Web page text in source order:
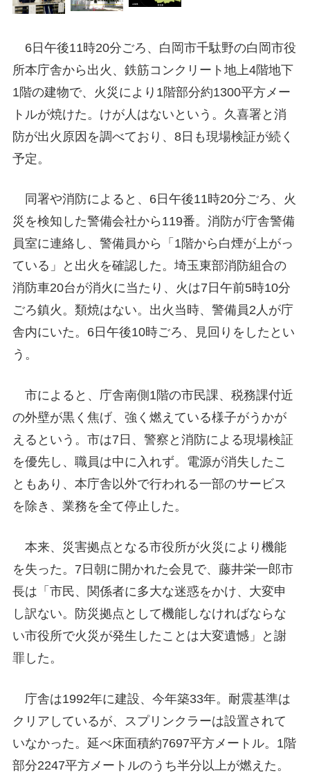
6日午後11時20分ごろ、白岡市千駄野の白岡市役
所本庁舎から出火、鉄筋コンクリート地上4階地下
1階の建物で、火災により1階部分約1300平方メー
トルが焼けた。けが人はないという。久喜署と消
防が出火原因を調べており、8日も現場検証が続く
予定。
同署や消防によると、6日午後11時20分ごろ、火
災を検知した警備会社から119番。消防が庁舎警備
員室に連絡し、警備員から「1階から白煙が上がっ
ている」と出火を確認した。埼玉東部消防組合の
消防車20台が消火に当たり、火は7日午前5時10分
ごろ鎮火。類焼はない。出火当時、警備員2人が庁
舎内にいた。6日午後10時ごろ、見回りをしたとい
う。
市によると、庁舎南側1階の市民課、税務課付近
の外壁が黒く焦げ、強く燃えている様子がうかが
えるという。市は7日、警察と消防による現場検証
を優先し、職員は中に入れず。電源が消失したこ
ともあり、本庁舎以外で行われる一部のサービス
を除き、業務を全て停止した。
本来、災害拠点となる市役所が火災により機能
を失った。7日朝に開かれた会見で、藤井栄一郎市
長は「市民、関係者に多大な迷惑をかけ、大変申
し訳ない。防災拠点として機能しなければならな
い市役所で火災が発生したことは大変遺憾」と謝
罪した。
庁舎は1992年に建設、今年築33年。耐震基準は
クリアしているが、スプリンクラーは設置されて
いなかった。延べ床面積約7697平方メートル。1階
部分2247平方メートルのうち半分以上が燃えた。